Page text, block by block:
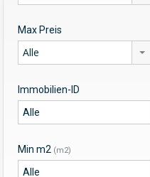
Max Preis
Alle
Immobilien-ID
Min m2 (m2)